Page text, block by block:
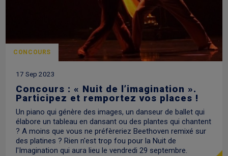
CONCOURS
17 Sep 2023
Concours : « Nuit de l’imagination ».
Participez et remportez vos places !
Un piano qui génère des images, un danseur de ballet qui
élabore un tableau en dansant ou des plantes qui chantent
? A moins que vous ne préfèreriez Beethoven remixé sur
des platines ? Rien n'est trop fou pour la Nuit de
l'Imagination qui aura lieu le vendredi 29 septembre.